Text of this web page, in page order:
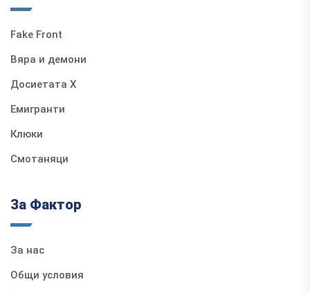
Fake Front
Вяра и демони
Досиетата Х
Емигранти
Клюки
Смотаняци
За Фактор
За нас
Общи условия